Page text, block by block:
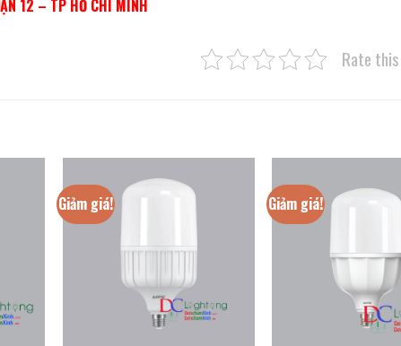
12 – TP HỒ CHÍ MINH
Rate
Giảm giá! Giảm giá!